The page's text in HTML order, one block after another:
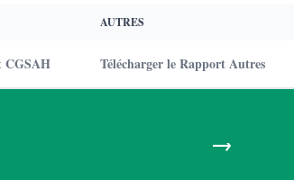
AUTRES
CGSAH Télécharger le Rapport Autres
→